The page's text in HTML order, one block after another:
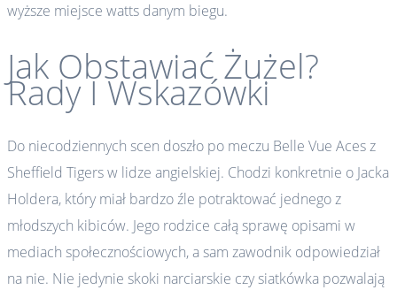
wyższe miejsce watts danym biegu.
Jak Obstawiać Żużel?
Rady I Wskazówki
Do niecodziennych scen doszło po meczu Belle Vue Aces z
Sheffield Tigers w lidze angielskiej. Chodzi konkretnie o Jacka
Holdera, który miał bardzo źle potraktować jednego z
młodszych kibiców. Jego rodzice całą sprawę opisami w
mediach społecznościowych, a sam zawodnik odpowiedział
na nie. Nie jedynie skoki narciarskie czy siatkówka pozwalają